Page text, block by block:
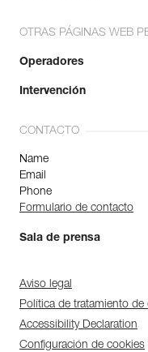
OTRAS PÁGINAS WEB
Operadores
Intervención
CONTACTO
Name
Email
Phone
Formulario de contacto
Sala de prensa
Aviso legal
Política de tratamiento
Accessibility Declaration
Configuración de cookies